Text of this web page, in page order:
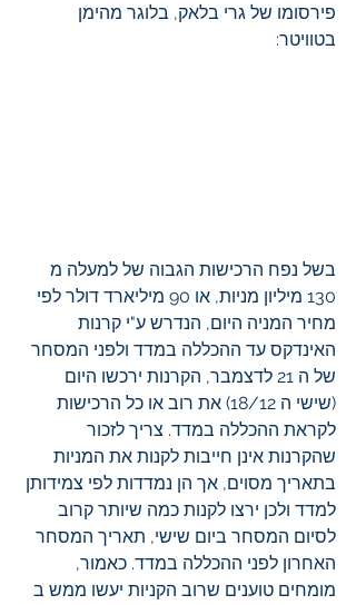
פירסומו של גרי בלאק, בלוגר מהימן
בטוויטר:
בשל נפח הרכישות הגבוה של למעלה מ
130 מיליון מניות, או 90 מיליארד דולר לפי
מחיר המניה היום, הנדרש ע"י קרנות
האינדקס עד ההכללה במדד ולפני המסחר
של ה 21 לדצמבר, הקרנות ירכשו היום
(שישי ה 18/12) את רוב או כל הרכישות
לקראת ההכללה במדד. צריך לזכור
שהקרנות אינן חייבות לקנות את המניות
בתאריך מסוים, אך הן נמדדות לפי צמידותן
למדד ולכן ירצו לקנות כמה שיותר קרוב
לסיום המסחר ביום שישי, תאריך המסחר
האחרון לפני ההכללה במדד. כאמור,
מומחים טוענים שרוב הקניות יעשו ממש ב